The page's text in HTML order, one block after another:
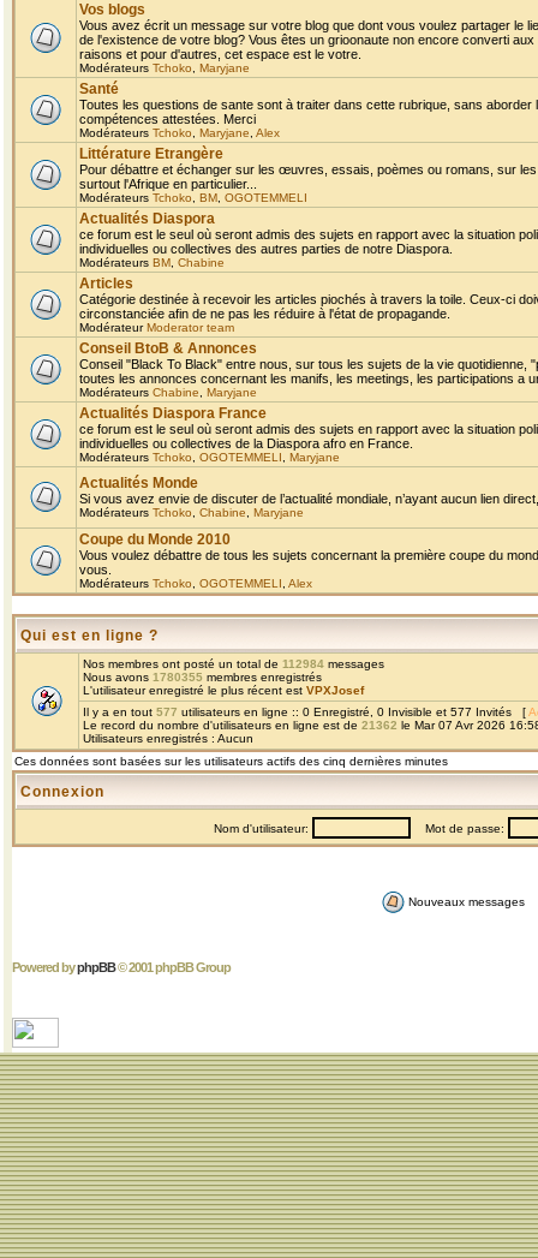
Vos blogs
Vous avez écrit un message sur votre blog que dont vous voulez partager le
de l'existence de votre blog? Vous êtes un grioonaute non encore converti
raisons et pour d'autres, cet espace est le votre.
Modérateurs Tchoko Maryjane
Santé
Toutes les questions de sante sont à traiter dans cette rubrique, sans
compétences attestées. Merci
Modérateurs Tchoko Maryjane Alex
Littérature Etrangère
Pour débattre et échanger sur les œuvres, essais, poèmes ou romans, sur
surtout l'Afrique en particulier...
Modérateurs Tchoko BM OGOTEMMELI
Actualités Diaspora
ce forum est le seul où seront admis des sujets en rapport avec la situation
individuelles ou collectives des autres parties de notre Diaspora.
Modérateurs BM Chabine
Articles
Catégorie destinée à recevoir les articles piochés à travers la toile. Ceux-ci
circonstanciée afin de ne pas les réduire à l'état de propagande.
ModérateurModerator team
Conseil BtoB & Annonces
Conseil "Black To Black" entre nous, sur tous les sujets de la vie
toutes les annonces concernant les manifs, les meetings, les participations a
Modérateurs Chabine Maryjane
Actualités Diaspora France
ce forum est le seul où seront admis des sujets en rapport avec la situation
individuelles ou collectives de la Diaspora afro en France.
Modérateurs Tchoko OGOTEMMELI Maryjane
Actualités Monde
Si vous avez envie de discuter de l’actualité mondiale, n’ayant aucun lien
Modérateurs Tchoko Chabine Maryjane
Coupe du Monde 2010
Vous voulez débattre de tous les sujets concernant la première coupe du
vous.
Modérateurs Tchoko OGOTEMMELI Alex
Qui est en ligne ?
Nos membres ont posté un total de 112984 messages
Nous avons 1780355 membres enregistrés
L'utilisateur enregistré le plus récent est VPXJosef
Il y a en tout 577 utilisateurs en ligne :: 0 Enregistré, 0 Invisible et 577 Invités [
Le record du nombre d'utilisateurs en ligne est de 21362 le Mar 07 Avr 2026
Utilisateurs enregistrés : Aucun
Ces données sont basées sur les utilisateurs actifs des cinq dernières minutes
Connexion
Nom d'utilisateur: Mot de passe:
Nouveaux messages
Powered byphpBB© 2001 phpBB Group